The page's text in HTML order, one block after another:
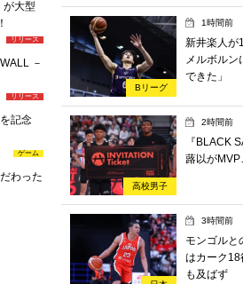
が大型
－
リリース
記念
リリース
わった
ゲーム
Bリーグ
1時間前
新井楽人が
メルボル
できた」
高校男子
2時間前
『BLACK
蕗以が
3時間前
モンゴル
はカーク18
も及ばず